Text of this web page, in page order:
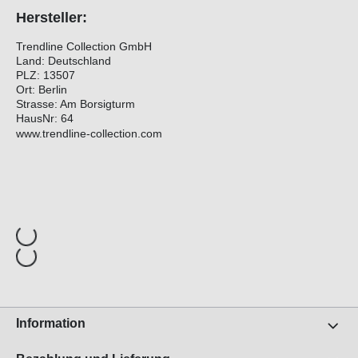
Hersteller:
Trendline Collection GmbH
Land: Deutschland
PLZ: 13507
Ort: Berlin
Strasse: Am Borsigturm
HausNr: 64
www.trendline-collection.com
Information